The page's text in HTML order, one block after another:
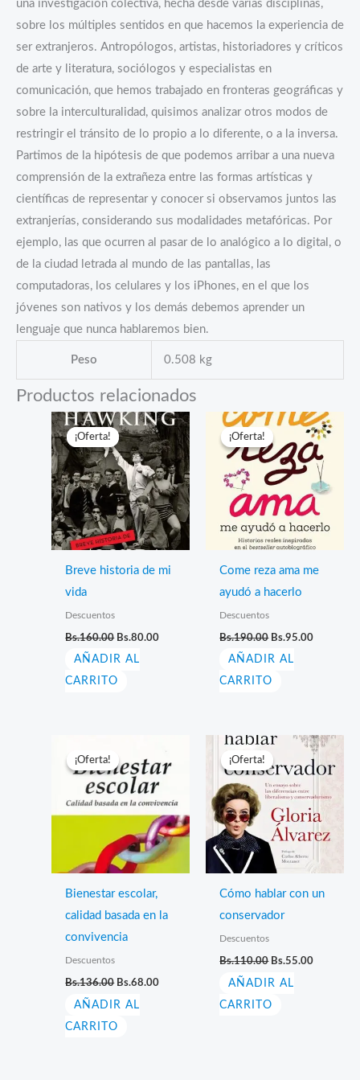
una investigación colectiva, hecha desde varias disciplinas,
sobre los múltiples sentidos en que hacemos la experiencia de
ser extranjeros. Antropólogos, artistas, historiadores y críticos
de arte y literatura, sociólogos y especialistas en
comunicación, que hemos trabajado en fronteras geográficas y
sobre la interculturalidad, quisimos analizar otros modos de
restringir el tránsito de lo propio a lo diferente, o a la inversa.
Partimos de la hipótesis de que podemos arribar a una nueva
comprensión de la extrañeza entre las formas artísticas y
científicas de representar y conocer si observamos juntos las
extranjerías, considerando sus modalidades metafóricas. Por
ejemplo, las que ocurren al pasar de lo analógico a lo digital, o
de la ciudad letrada al mundo de las pantallas, las
computadoras, los celulares y los iPhones, en el que los
jóvenes son nativos y los demás debemos aprender un
lenguaje que nunca hablaremos bien.
Peso 0.508 kg
Productos relacionados
¡Oferta!
¡Oferta!
Breve historia de mi
vida
Descuentos
Bs.160.00 El
original
Bs.160.00.
Bs.80.00
AÑADIR AL
CARRITO
¡Oferta!
¡Oferta!
Come reza ama me
ayudó a hacerlo
Descuentos
Bs.190.00 El
original
Bs.190.00.
Bs.95.00
AÑADIR AL
CARRITO
¡Oferta!
¡Oferta!
Bienestar escolar,
calidad basada en la
convivencia
Descuentos
Bs.136.00 El
original
Bs.136.00.
Bs.68.00
AÑADIR AL
CARRITO
¡Oferta!
¡Oferta!
Cómo hablar con un
conservador
Descuentos
Bs.110.00 El
original
Bs.110.00.
Bs.55.00
AÑADIR AL
CARRITO